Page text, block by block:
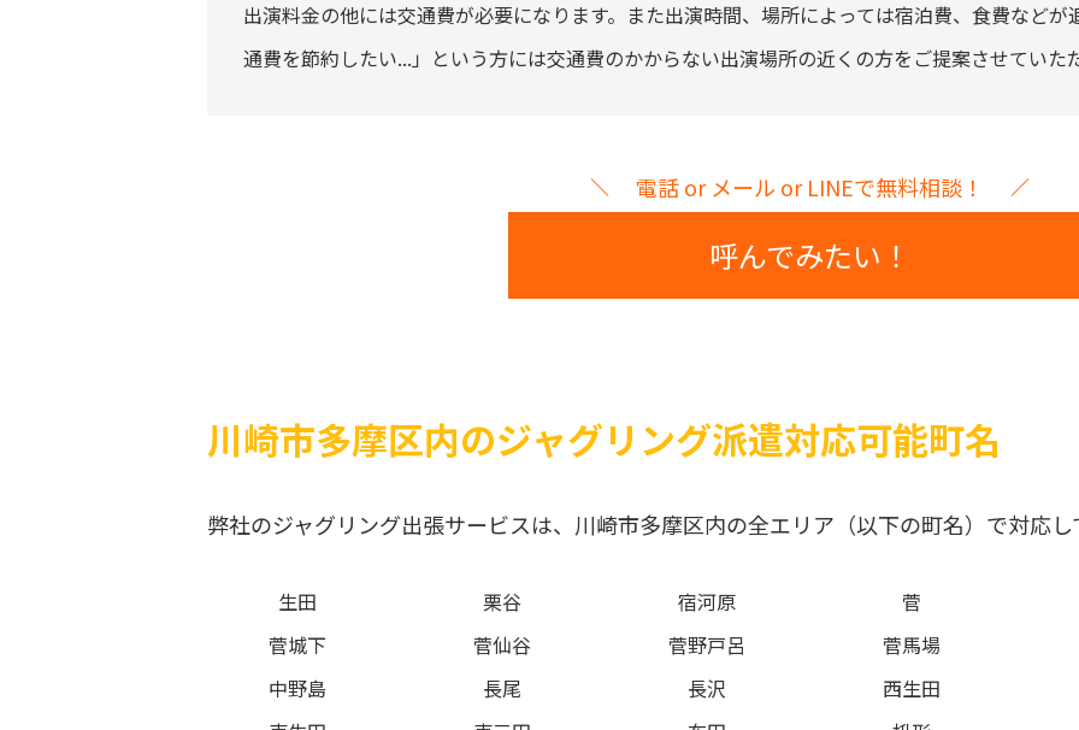
出演料金の他には交通費が必要になります。また出演時間、場所によっては宿泊費、食費など
通費を節約したい...」という方には交通費のかからない出演場所の近くの方をご提案させていた
電話 or メール or LINEで無料相談！
呼んでみたい！
川崎市多摩区内のジャグリング派遣対応可能町名
弊社のジャグリング出張サービスは、川崎市多摩区内の全エリア（以下の町名）で対応し
生田 栗谷 宿河原 菅
菅城下
菅仙谷 菅野戸呂 菅馬場
中野島
長尾 長沢 西生田